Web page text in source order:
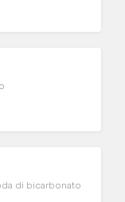
di bicarbonato